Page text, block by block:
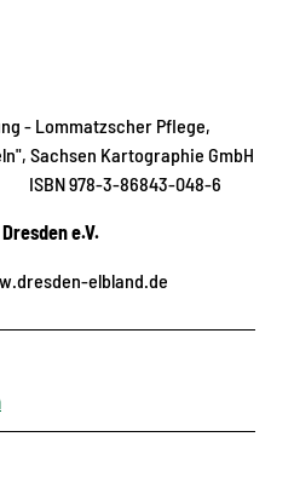
- Lommatzscher Pflege,
Sachsen Kartographie GmbH
978-3-86843-048-6
e.V.
elbland.de